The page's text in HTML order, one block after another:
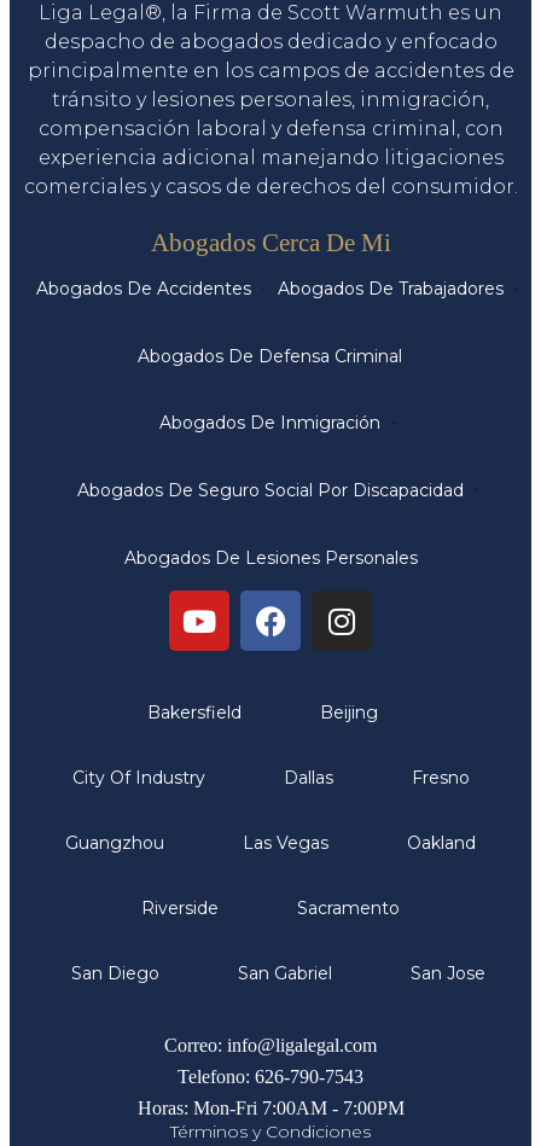
Liga Legal®, la Firma de Scott Warmuth es un
despacho de abogados dedicado y enfocado
principalmente en los campos de accidentes de
tránsito y lesiones personales, inmigración,
compensación laboral y defensa criminal, con
experiencia adicional manejando litigaciones
comerciales y casos de derechos del consumidor.
Abogados Cerca De Mi
Abogados De Accidentes Abogados De Trabajadores
Abogados De Defensa Criminal
Abogados De Inmigración
Abogados De Seguro Social Por Discapacidad
Abogados De Lesiones Personales
Bakersfield Beijing
City Of Industry Dallas Fresno
Guangzhou Las Vegas Oakland
Riverside Sacramento
San Diego San Gabriel San Jose
Correo: info@ligalegal.com
Telefono: 626-790-7543
Horas: Mon-Fri 7:00AM - 7:00PM
Términos y Condiciones